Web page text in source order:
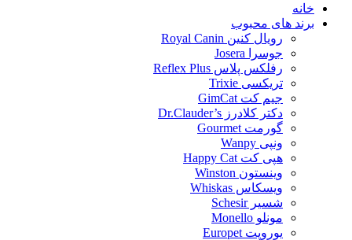
خانه
برند های محبوب
رویال کنین Royal Canin
جوسرا Josera
رفلکس پلاس Reflex Plus
تریکسی Trixie
جیم کت GimCat
دکتر کلادرز Dr.Clauder’s
گورمت Gourmet
ونپی Wanpy
هپی کت Happy Cat
وینستون Winston
ویسکاس Whiskas
شسیر Schesir
مونلو Monello
یوروپت Europet